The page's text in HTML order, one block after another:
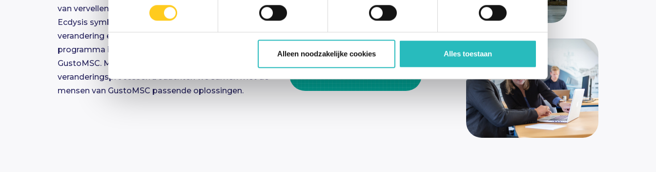
Alleen noodzakelijke cookies Alles toestaan
van vervellen is een kritieke, maar kwetsbare periode.
Ecdysis symboliseert dus precies het proces van de
verandering en die kwetsbare periode. Het Ecdysis-
programma is speciaal en op maat gemaakt voor
GustoMSC. Met onze expertise en ervaring van
veranderingsprocessen bedachten we samen met de
mensen van GustoMSC passende oplossingen.